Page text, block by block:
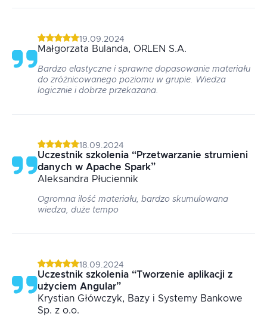
19.09.2024
Małgorzata Bulanda, ORLEN S.A.
Bardzo elastyczne i sprawne dopasowanie materiału
do zróżnicowanego poziomu w grupie. Wiedza
logicznie i dobrze przekazana.
18.09.2024
Uczestnik szkolenia “Przetwarzanie strumieni
danych w Apache Spark”
Aleksandra Płuciennik
Ogromna ilość materiału, bardzo skumulowana
wiedza, duże tempo
18.09.2024
Uczestnik szkolenia “Tworzenie aplikacji z
użyciem Angular”
Krystian Główczyk, Bazy i Systemy Bankowe
Sp. z o.o.